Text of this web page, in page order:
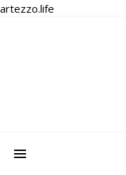
artezzo.life